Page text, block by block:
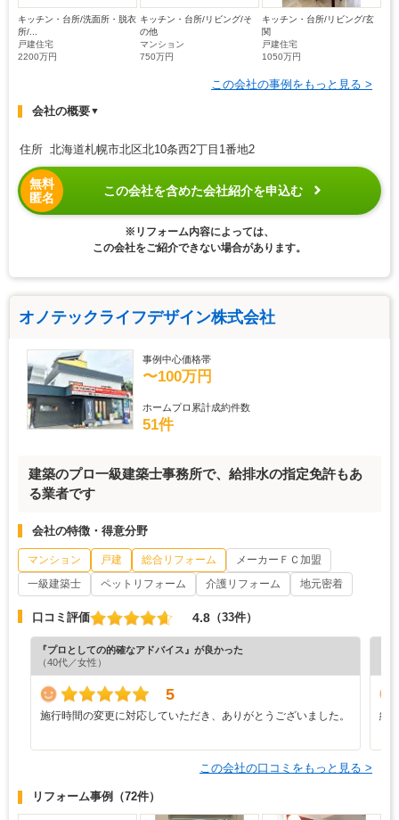
キッチン・台所/洗面所・脱衣
所/...
戸建住宅
2200万円
キッチン・台所/リビング/そ
の他
マンション
750万円
キッチン・台所/リビング/玄
関
戸建住宅
1050万円
この会社の事例をもっと見る >
会社の概要▼
住所 北海道札幌市北区北10条西2丁目1番地2
無料
匿名
この会社を含めた会社紹介を申込む
※リフォーム内容によっては、
この会社をご紹介できない場合があります。
オノテックライフデザイン株式会社
事例中心価格帯
〜100万円
ホームプロ累計成約件数
51件
建築のプロ一級建築士事務所で、給排水の指定免許もあ
る業者です
会社の特徴・得意分野
マンション 戸建 総合リフォーム
メーカーＦＣ加盟
一級建築士
ペットリフォーム 介護リフォーム 地元密着
口コミ評価 4.8 （33件）
『プロとしての的確なアドバイス』が良かった
（40代／女性）
5
施行時間の変更に対応していただき、ありがとうございました。 納
この会社の口コミをもっと見る >
リフォーム事例 （72件）